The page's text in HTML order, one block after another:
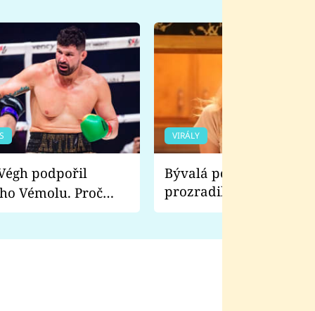
Vémolu. Proč
zápasit s ním než
VIRÁLY
Bývalá pornoherečka
prozradila, co ji
natáčení Euforie.